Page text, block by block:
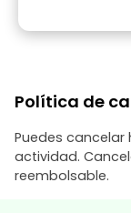
Política de
Puedes
actividad.
reembolsable.